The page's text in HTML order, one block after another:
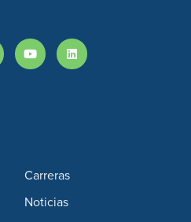
Carreras
Noticias